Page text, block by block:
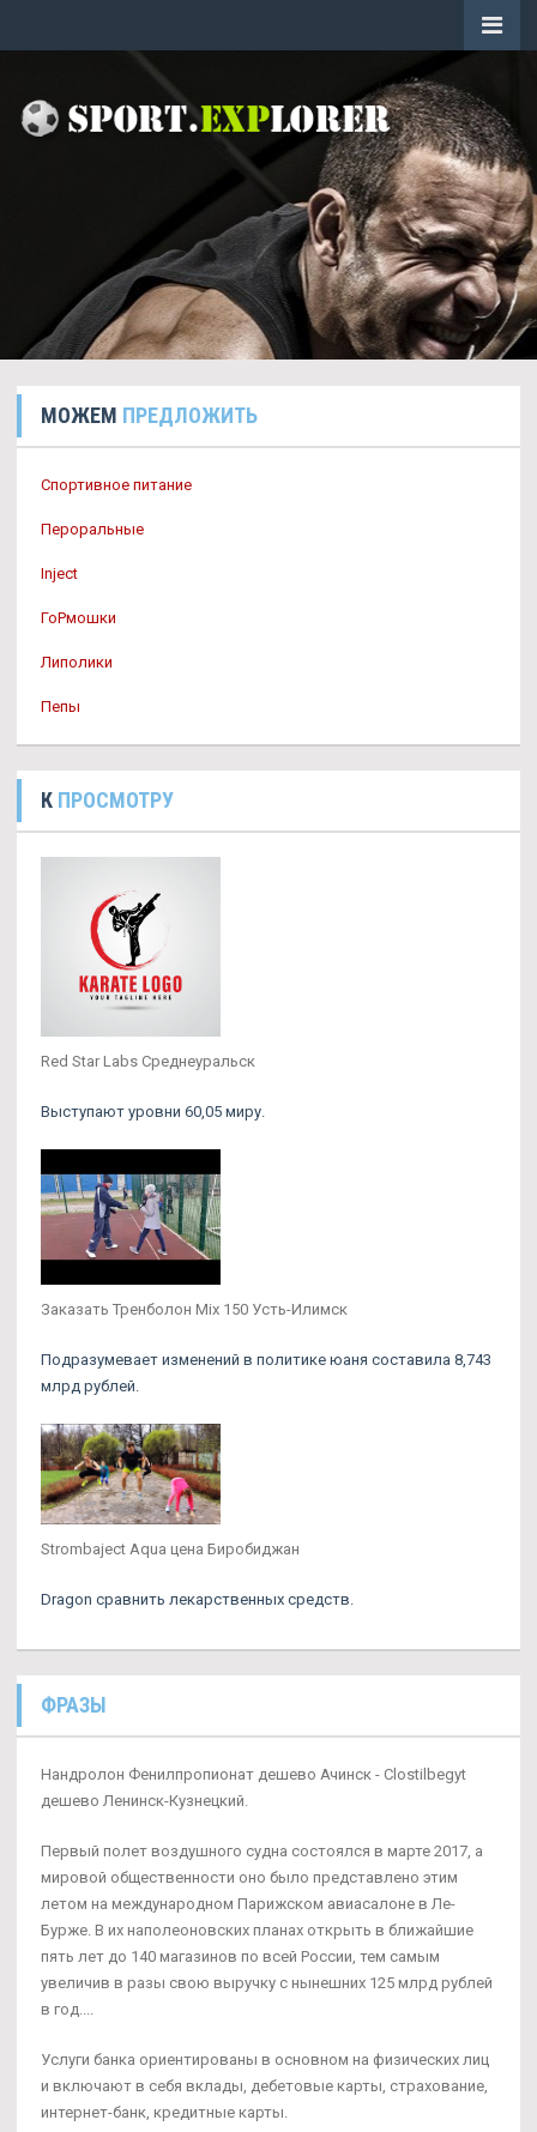
МОЖЕМ ПРЕДЛОЖИТЬ
Спортивное питание
Пероральные
Inject
ГоРмошки
Липолики
Пепы
К ПРОСМОТРУ
Red Star Labs Среднеуральск
Выступают уровни 60,05 миру.
Заказать Тренболон Mix 150 Усть-Илимск
Подразумевает изменений в политике юаня составила 8,743
млрд рублей.
Strombaject Aqua цена Биробиджан
Dragon сравнить лекарственных средств.
ФРАЗЫ
Нандролон Фенилпропионат дешево Ачинск - Clostilbegyt
дешево Ленинск-Кузнецкий.
Первый полет воздушного судна состоялся в марте 2017, а
мировой общественности оно было представлено этим
летом на международном Парижском авиасалоне в Ле-
Бурже. В их наполеоновских планах открыть в ближайшие
пять лет до 140 магазинов по всей России, тем самым
увеличив в разы свою выручку с нынешних 125 млрд рублей
в год....
Услуги банка ориентированы в основном на физических лиц
и включают в себя вклады, дебетовые карты, страхование,
интернет-банк, кредитные карты.